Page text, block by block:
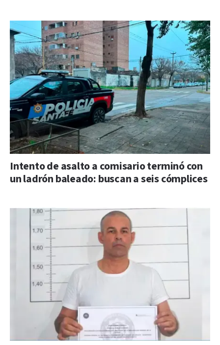
Intento de asalto a comisario terminó con
un ladrón baleado: buscan a seis cómplices